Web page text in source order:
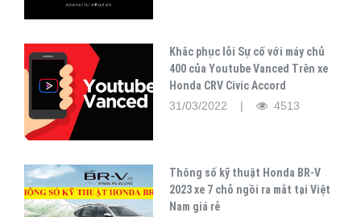
Khắc phục lỗi Sự cố với máy chủ
400 của Youtube Vanced Trên xe
Honda CRV Civic Accord
31/03/2022 |
4513
Thông số kỹ thuật Honda BR-V
2023 xe 7 chỗ ngồi ra mắt tại Việt
Nam giá rẻ